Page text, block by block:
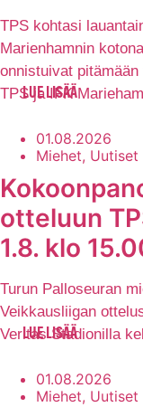
TPS kohtasi
Marienhamnin
onnistuivat
TPS ja IFK
LUE LISÄÄ
01.08.2026
Miehet, Uutiset
otteluun
1.8. klo
Turun Palloseuran
Veikkausliigan
Veritas Stadionilla
LUE LISÄÄ
01.08.2026
Miehet, Uutiset